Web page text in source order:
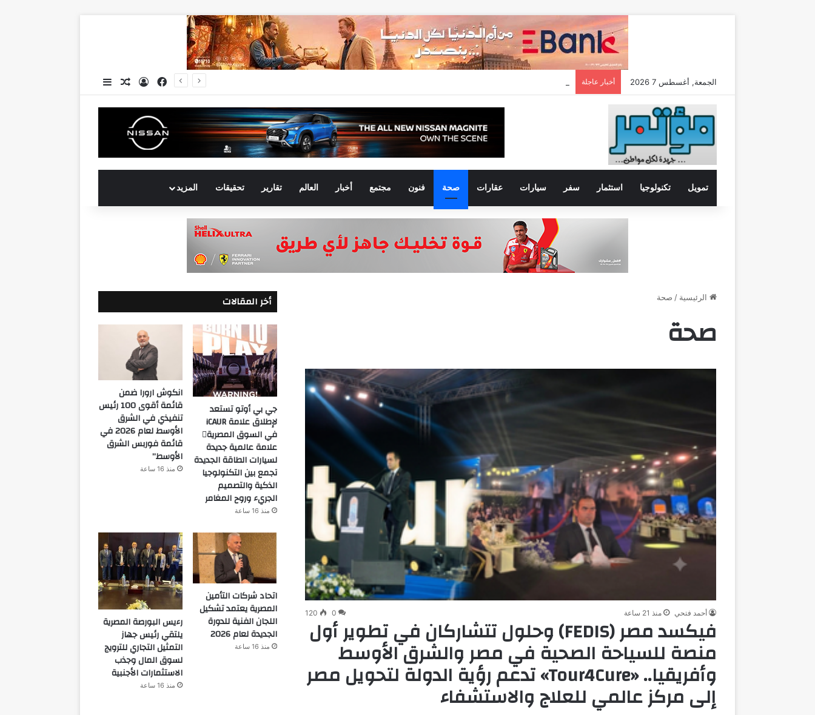
الجمعة, أغسطس 7 2026 أخبار عاجلة فيسبوكتسجيل الدخول
مقال عشوائي
إضافة عمود جانبي
تمويل تكنولوجيا استثمار سفر سيارات عقارات صحة فنون مجتمع أخبار العالم تقارير تحقيقات المزيد
الرئيسية / صحة
صحة
أحمد فتحي منذ 21 ساعة 0
120
فيكسد مصر (FEDIS) وحلول تتشاركان في تطوير أول
منصة للسياحة الصحية في مصر والشرق الأوسط
وأفريقيا.. «Tour4Cure» تدعم رؤية الدولة لتحويل مصر
إلى مركز عالمي للعلاج والاستشفاء
أخر المقالات
جي بي أوتو تستعد
لإطلاق علامة iCAUR
في السوق المصرية
علامة عالمية جديدة
لسيارات الطاقة الجديدة
تجمع بين التكنولوجيا
الذكية والتصميم
الجريء وروح المغامر
منذ 16 ساعة
انكوش ارورا ضمن
قائمة أقوى 100 رئيس
تنفيذي في الشرق
الأوسط لعام 2026 في
قائمة فوربس الشرق
الأوسط”
منذ 16 ساعة
اتحاد شركات التأمين
المصرية يعتمد تشكيل
اللجان الفنية للدورة
الجديدة لعام 2026
منذ 16 ساعة
رءيس البورصة المصرية
يلتقي رئيس جهاز
التمثيل التجاري للترويج
لسوق المال وجذب
الاستثمارات الأجنبية
منذ 16 ساعة